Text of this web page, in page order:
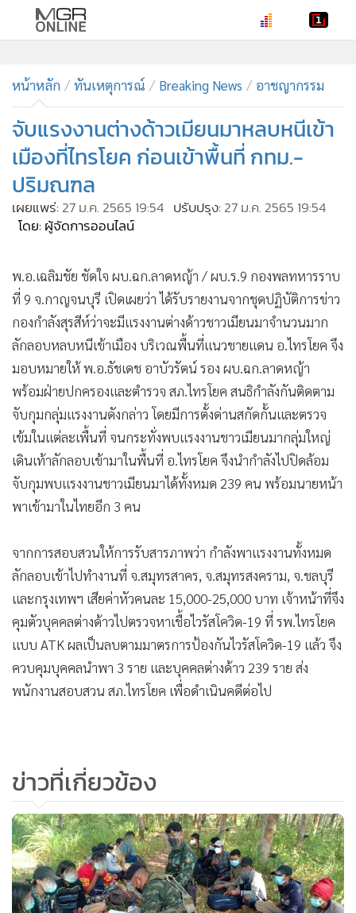
• ทันเหตุการณ์
• ภาคใต้
• ภูมิภาค
• Online Section
• บันเทิง
• ผู้จัดการรายวัน
คอลัมนิสต์
• CbizReview
• Cyber BIZ
• ผู้จัดกวน
• Good health & Well-being
Green Innovation & SD
•
Management & HR
MGR Live
• Infographic
• การเมือง
• ท่องเที่ยว
• ต่างประเทศ
• Special Scoop
• เศรษฐกิจ-ธุรกิจ
• จีน
• ชุมชน-คุณภาพชีวิต
• อาชญากรรม
• Motoring
• SMEs
• หุ้น
• อินโดจีน
• กองทุนรวม
• Celeb Online
• Factcheck
หน้าหลัก ทันเหตุการณ์ Breaking News อาชญากรรม
จับแรงงานต่างด้าวเมียนมาหลบหนีเข้า
เมืองที่ไทรโยค ก่อนเข้าพื้นที่ กทม.-
ปริมณฑล
เผยแพร่: 27 ม.ค. 2565 19:54 ปรับปรุง: 27 ม.ค. 2565 19:54
โดย: ผู้จัดการออนไลน์
พ.อ.เฉลิมชัย ชัดใจ ผบ.ฉก.ลาดหญ้า / ผบ.ร.9 กองพลทหารราบ
ที่​ 9 จ.กาญจนบุรี เปิดเผยว่า ได้รับรายงานจากชุดปฏิบัติการข่าว
กองกำลังสุรสีห์ว่าจะมีแรงงานต่างด้าวชาวเมียนมาจำนวนมาก
ลักลอบหลบหนีเข้าเมือง บริเวณพื้นที่แนวชายแดน อ.ไทรโยค​ จึง
มอบหมายให้ พ.อ.ธัชเดช อาบัวรัตน์ รอง​ ผบ.ฉก.ลาดหญ้า
พร้อมฝ่ายปกครองและตำรวจ​ สภ.ไทรโยค สนธิกำลังกันติดตาม
จับกุมกลุ่มแรงงานดังกล่าว โดยมีการตั้งด่านสกัดกั้นและตรวจ
เข้มในแต่ละเพื้นที่ จนกระทั่งพบแรงงานชาวเมียนมากลุ่มใหญ่
เดินเท้าลักลอบเข้ามาในพื้นที่ อ.ไทรโยค จึงนำกำลังไปปิดล้อม
จับกุมพบแรงงานชาวเมียนมาได้ทั้งหมด 239 คน พร้อมนายหน้า
พาเข้ามาในไทยอีก 3 คน
จากการสอบสวนให้การรับสารภาพว่า กำลังพาแรงงานทั้งหมด
ลักลอบเข้าไปทำงานที่​ จ.สมุทรสาคร, จ.สมุทรสงคราม,​ จ.ชลบุรี
และกรุงเทพฯ เสียค่าหัวคนละ​ 15,000-25,000 บาท เจ้าหน้าที่จึง
คุมตัวบุคคลต่างด้าวไปตรวจหาเชื้อไวรัสโควิด-19 ที่​ รพ.ไทรโยค
แบบ ATK ผลเป็นลบตามมาตรการป้องกันไวรัสโควิด-19 แล้ว จึง
ควบคุมบุคคลนำพา 3 ราย และบุคคลต่างด้าว 239 ราย​ ส่ง
พนักงานสอบสวน​ สภ.ไทรโยค เพื่อดำเนินคดีต่อไป
ข่าวที่เกี่ยวข้อง